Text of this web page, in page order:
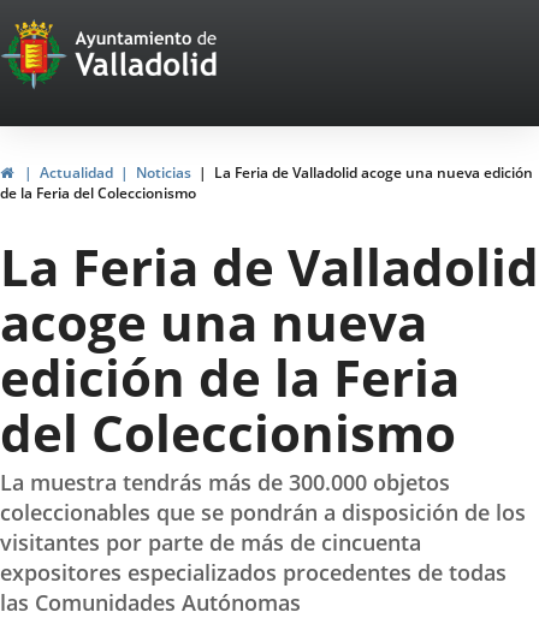
Portal
Web
del
Ayuntamiento
de
Valladolid
HomeActualidad Noticias
La Feria de Valladolid acoge una nueva edición
de la Feria del Coleccionismo
La Feria de Valladolid
acoge una nueva
edición de la Feria
del Coleccionismo
La muestra tendrás más de 300.000 objetos
coleccionables que se pondrán a disposición de los
visitantes por parte de más de cincuenta
expositores especializados procedentes de todas
las Comunidades Autónomas